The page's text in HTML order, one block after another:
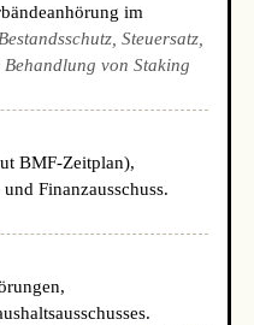
im
Steuersatz,
von Staking
BMF-Zeitplan),
Finanzausschuss.